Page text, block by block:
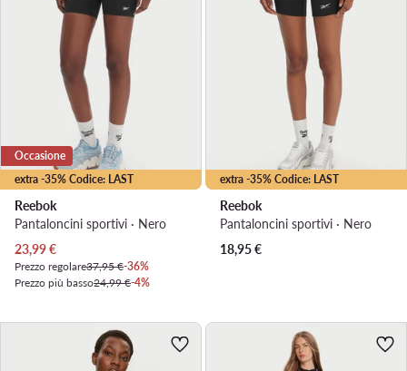
extra -35% Codice: LAST
Occasione
Reebok
Pantaloncini sportivi · Nero
Prezzo attuale
23,99€
Prezzo regolare37,95 €-36%
Prezzo più basso24,99 €-4%
extra -35% Codice: LAST
Reebok
Pantaloncini sportivi · Nero
18,95€